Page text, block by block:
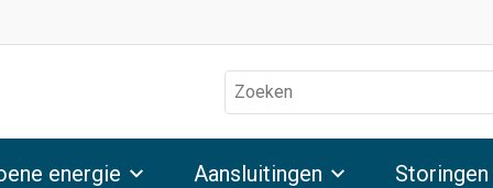
Zoeken
energie Aansluitingen